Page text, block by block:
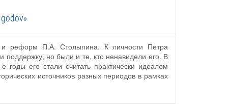
и реформ П.А. Столыпина. К личности Петра
но были и те, кто ненавидели его. В
его стали считать практически идеалом
источников разных периодов в рамках